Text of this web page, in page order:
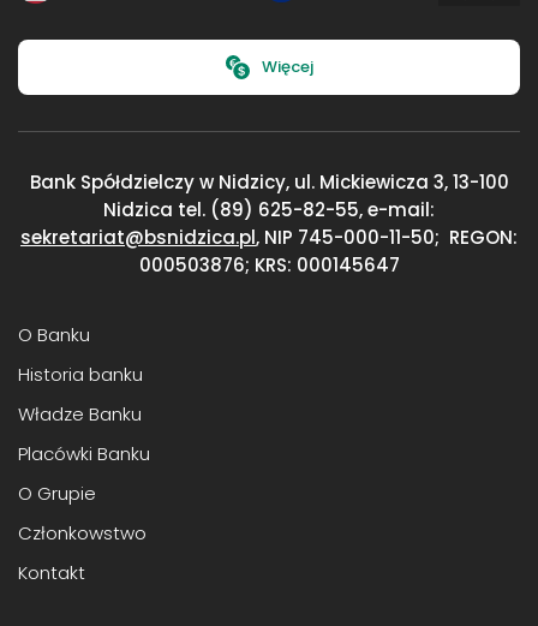
Więcej
Bank Spółdzielczy w Nidzicy, ul. Mickiewicza 3,13-100
Nidzica tel. (89) 625-82-55, e-mail:
sekretariat@bsnidzica.pl, NIP 745-000-11-50; REGON:
000503876; KRS: 000145647
O Banku
Historia banku
Władze Banku
Placówki Banku
O Grupie
Członkowstwo
Kontakt